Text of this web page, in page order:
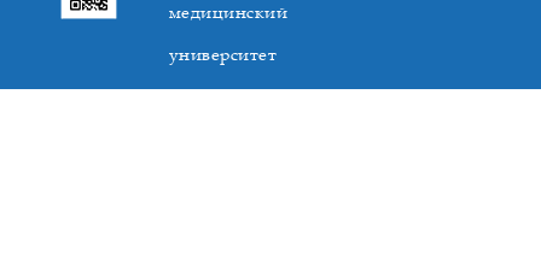
медицинский
университет